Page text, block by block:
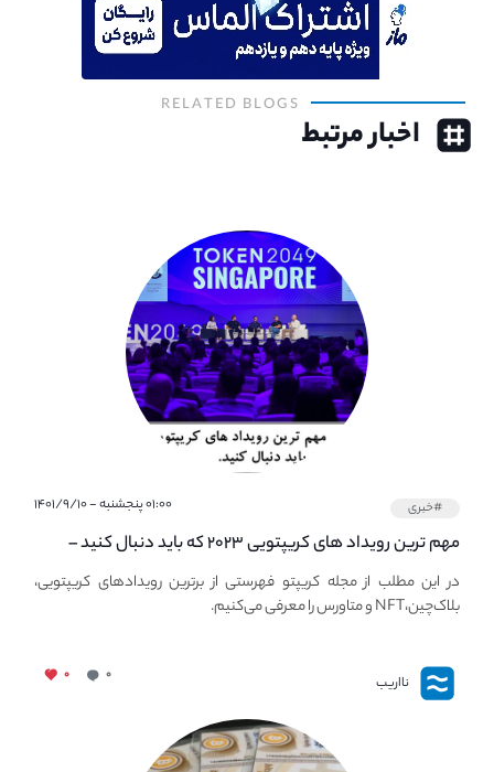
RELATED BLOGS
اخبار مرتبط
#خبری ۰۱:۰۰ پنجشنبه - ۱۴۰۱/۹/۱۰
مهم ترین رویداد های کریپتویی ۲۰۲۳ که باید دنبال کنید –
معرفی بهترین رویداد های جهانی
در این مطلب از مجله کریپتو فهرستی از برترین رویدادهای کریپتویی،
بلاک‌چین،NFT و متاورس را معرفی می‌کنیم.
نااریب ۰ ۰